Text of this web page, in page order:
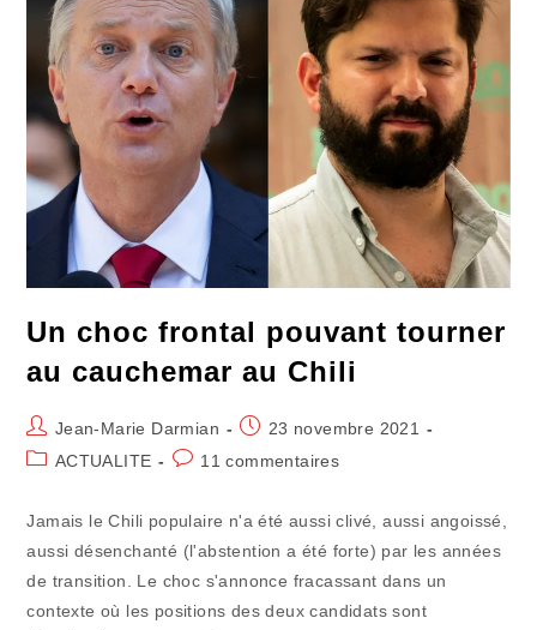
Un choc frontal pouvant tourner
au cauchemar au Chili
Auteur/autrice
de
Jean-Marie Darmian
Publication
23 novembre 2021
PostACTUALITE
Commentaires
publication :
11 commentaires
Jamais le Chili populaire n'a été aussi clivé, aussi angoissé,
aussi désenchanté (l'abstention a été forte) par les années
de transition. Le choc s'annonce fracassant dans un
contexte où les positions des deux candidats sont